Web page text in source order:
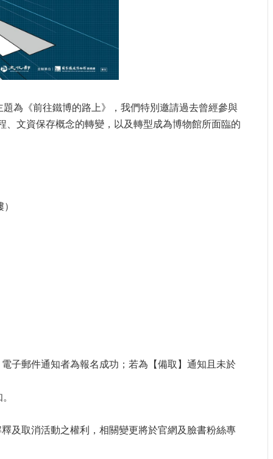
為《前往鐵博的路上》，我們特別邀請過去曾經參與
文資保存概念的轉變，以及轉型成為博物館所面臨的
子郵件通知者為報名成功；若為【備取】通知且未於
及取消活動之權利，相關變更將於官網及臉書粉絲專